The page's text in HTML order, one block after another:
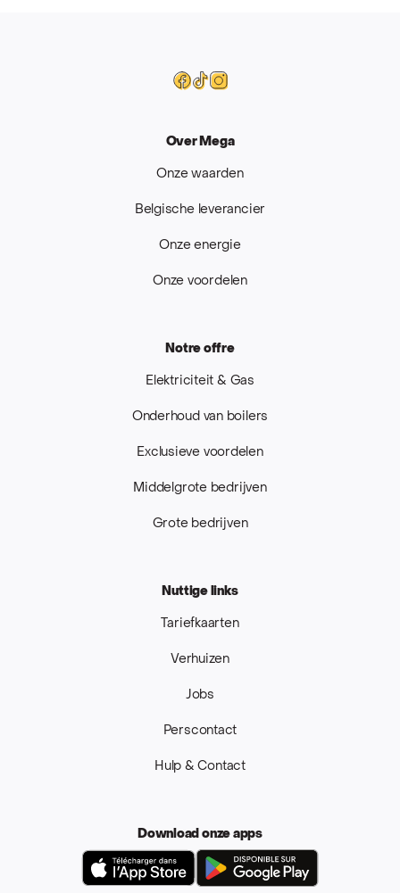
Facebook
Tiktok
Instagram
Over Mega
Onze waarden
Belgische leverancier
Onze energie
Onze voordelen
Notre offre
Elektriciteit & Gas
Onderhoud van boilers
Exclusieve voordelen
Middelgrote bedrijven
Grote bedrijven
Nuttige links
Tariefkaarten
Verhuizen
Jobs
Perscontact
Hulp & Contact
Download onze apps
App Store